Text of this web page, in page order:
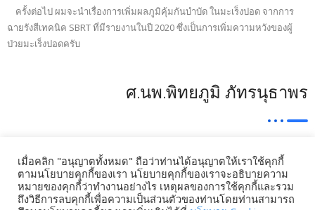
ครั้งต่อไป ผมจะนำเรื่องการเพิ่มผลภูมิคุ้มกันบำบัด ในมะเร็งปอด จากการ
ฉายรังสีเทคนิค SBRT ที่มีรายงานในปี 2020 ซึ่งเป็นการเพิ่มความหวังของผู้
ป่วยมะเร็งปอดครับ
ศ.นพ.พิทยภูมิ ภัทรนุธาพร
Post Views: 5,084
เมื่อคลิก "อนุญาตทั้งหมด" ถือว่าท่านได้อนุญาตให้เราใช้คุกกี้
ตามนโยบายคุกกี้ของเรา นโยบายคุกกี้ของเราจะอธิบายความ
หมายของคุกกี้ว่าทำงานอย่างไร เหตุผลของการใช้คุกกี้และรวม
ถึงวิธีการลบคุกกี้เพื่อความเป็นส่วนตัวของท่านโดยท่านสามารถ